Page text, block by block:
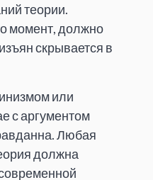
теории.
момент, должно
скрывается в
или
с аргументом
Любая
должна